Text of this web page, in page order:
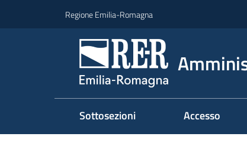
Regione Emilia-Romagna
Sottosezioni Accesso